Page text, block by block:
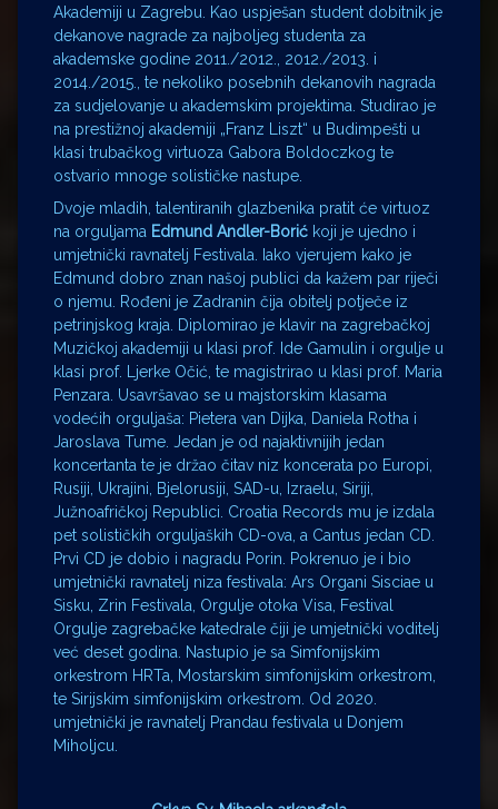
Akademiji u Zagrebu. Kao uspješan student dobitnik je
dekanove nagrade za najboljeg studenta za
akademske godine 2011./2012., 2012./2013. i
2014./2015., te nekoliko posebnih dekanovih nagrada
za sudjelovanje u akademskim projektima. Studirao je
na prestižnoj akademiji „Franz Liszt“ u Budimpešti u
klasi trubačkog virtuoza Gabora Boldoczkog te
ostvario mnoge solističke nastupe.
Dvoje mladih, talentiranih glazbenika pratit će virtuoz
na orguljama Edmund Andler-Borić koji je ujedno i
umjetnički ravnatelj Festivala. Iako vjerujem kako je
Edmund dobro znan našoj publici da kažem par riječi
o njemu. Rođeni je Zadranin čija obitelj potječe iz
petrinjskog kraja. Diplomirao je klavir na zagrebačkoj
Muzičkoj akademiji u klasi prof. Ide Gamulin i orgulje u
klasi prof. Ljerke Očić, te magistrirao u klasi prof. Maria
Penzara. Usavršavao se u majstorskim klasama
vodećih orguljaša: Pietera van Dijka, Daniela Rotha i
Jaroslava Tume. Jedan je od najaktivnijih jedan
koncertanta te je držao čitav niz koncerata po Europi,
Rusiji, Ukrajini, Bjelorusiji, SAD-u, Izraelu, Siriji,
Južnoafričkoj Republici. Croatia Records mu je izdala
pet solističkih orguljaških CD-ova, a Cantus jedan CD.
Prvi CD je dobio i nagradu Porin. Pokrenuo je i bio
umjetnički ravnatelj niza festivala: Ars Organi Sisciae u
Sisku, Zrin Festivala, Orgulje otoka Visa, Festival
Orgulje zagrebačke katedrale čiji je umjetnički voditelj
već deset godina. Nastupio je sa Simfonijskim
orkestrom HRTa, Mostarskim simfonijskim orkestrom,
te Sirijskim simfonijskim orkestrom. Od 2020.
umjetnički je ravnatelj Prandau festivala u Donjem
Miholjcu.